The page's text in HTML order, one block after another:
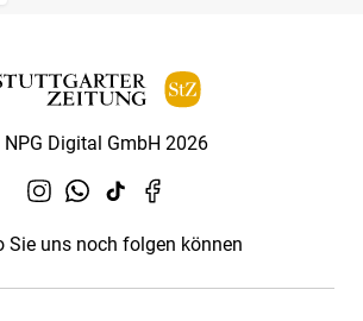
Digital GmbH 2026
Sie uns noch folgen können